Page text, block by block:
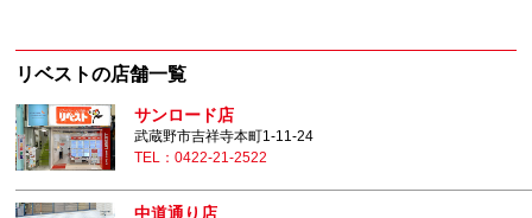
リベストの店舗一覧
サンロード店
武蔵野市吉祥寺本町1-11-24
TEL：0422-21-2522
中道通り店